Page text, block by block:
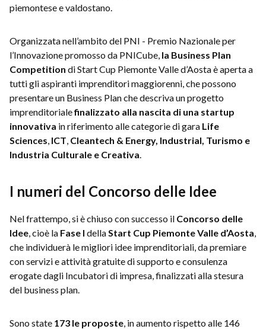
piemontese e valdostano.
Organizzata nell’ambito del PNI - Premio Nazionale per
l’Innovazione promosso da PNICube, la Business Plan
Competition di Start Cup Piemonte Valle d’Aosta è aperta a
tutti gli aspiranti imprenditori maggiorenni, che possono
presentare un Business Plan che descriva un progetto
imprenditorialefinalizzato alla nascita di una startup
innovativa in riferimento alle categorie di gara Life
Sciences, ICT, Cleantech & Energy, Industrial, Turismo e
Industria Culturale e Creativa.
I numeri del Concorso delle Idee
Nel frattempo, si è chiuso con successo il Concorso delle
Idee, cioè la Fase I dellaStart Cup Piemonte Valle d’Aosta,
che individuerà le migliori idee imprenditoriali, da premiare
con servizi e attività gratuite di supporto e consulenza
erogate dagli Incubatori di impresa, finalizzati alla stesura
del business plan.
Sono state 173 le proposte, in aumento rispetto alle 146